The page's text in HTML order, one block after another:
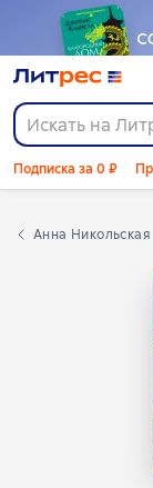
Подписка за 0 ₽
Анна Никольская